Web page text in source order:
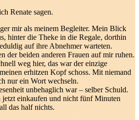
Renate sagen.
mir als meinem Begleiter. Mein Blick
hinter die Theke in die Regale, dorthin
auf ihre Abnehmer warteten.
der beiden anderen Frauen auf mir ruhen.
weg hier, das war der einzige
erhitzen Kopf schoss. Mit niemand
nur ein Wort wechseln.
unbehaglich war – selber Schuld.
jetzt einkaufen und nicht fünf Minuten
das half nichts.